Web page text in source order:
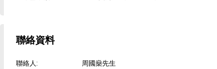
聯絡資料
聯絡人:
周國燊先生